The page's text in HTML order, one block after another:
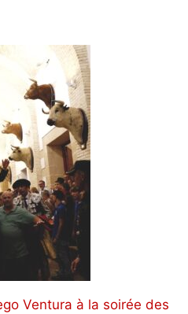
Ventura à la soirée des